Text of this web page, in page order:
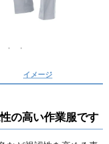
イメージ
の高い作業服です